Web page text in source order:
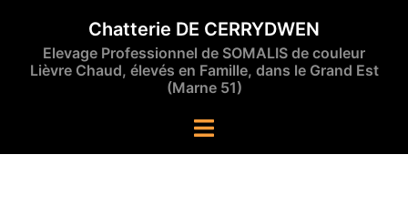
contenu
Chatterie DE CERRYDWEN
Elevage Professionnel de SOMALIS de couleur
Lièvre Chaud, élevés en Famille, dans le Grand Est
(Marne 51)
Ouvrir/fermer